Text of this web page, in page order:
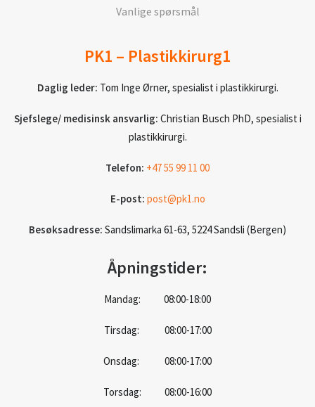
Vanlige spørsmål
PK1 – Plastikkirurg1
Daglig leder: Tom Inge Ørner, spesialist i plastikkirurgi.
Sjefslege/ medisinsk ansvarlig: Christian Busch PhD, spesialist i
plastikkirurgi.
Telefon: +47 55 99 11 00
E-post: post@pk1.no
Besøksadresse: Sandslimarka 61-63, 5224 Sandsli (Bergen)
Åpningstider:
Mandag: 08:00-18:00
Tirsdag: 08:00-17:00
Onsdag: 08:00-17:00
Torsdag: 08:00-16:00